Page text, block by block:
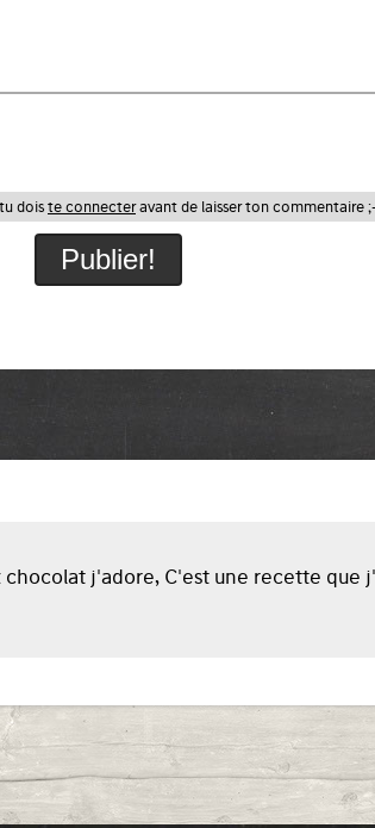
dois te connecteravant de laisser ton commentaire
chocolat j'adore, C'est une recette que